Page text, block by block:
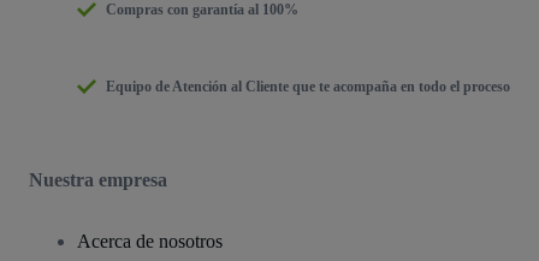
Compras con garantía al 100%
Equipo de Atención al Cliente que te acompaña en todo el proceso
Nuestra empresa
Acerca de nosotros